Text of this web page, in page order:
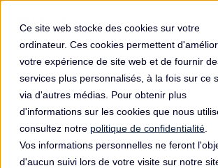
Ce site web stocke des cookies sur votre
ordinateur. Ces cookies permettent
votre expérience de site web et de fournir
services plus personnalisés, à la fois sur ce
via d'autres médias. Pour obtenir plus
d'informations sur les cookies que nous
consultez notre politique de confidentialité
Vos informations personnelles ne feront
d'aucun suivi lors de votre visite sur notre
Amende de25
pour Région